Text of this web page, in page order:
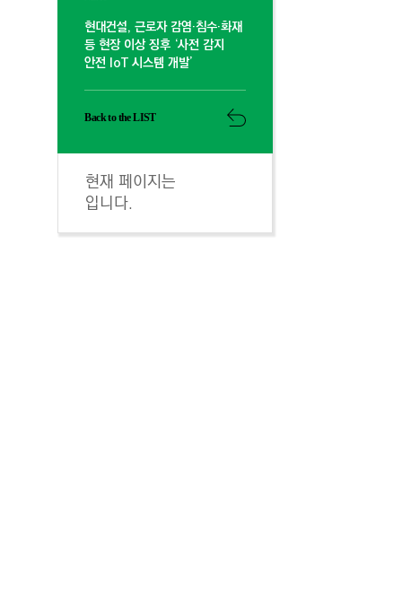
현대건설, 근로자 감염·침수·화재
등 현장 이상 징후 ‘사전 감지
안전 IoT 시스템 개발’
Back to the LIST
현재 페이지는
입니다.